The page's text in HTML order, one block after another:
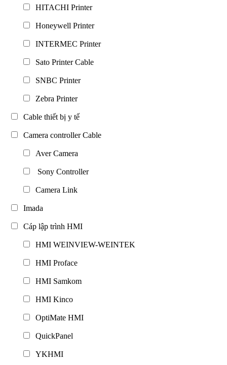
HITACHI Printer
Honeywell Printer
INTERMEC Printer
Sato Printer Cable
SNBC Printer
Zebra Printer
Cable thiết bị y tế
Camera controller Cable
Aver Camera
Sony Controller
Camera Link
Imada
Cáp lập trình HMI
HMI WEINVIEW-WEINTEK
HMI Proface
HMI Samkom
HMI Kinco
OptiMate HMI
QuickPanel
YKHMI